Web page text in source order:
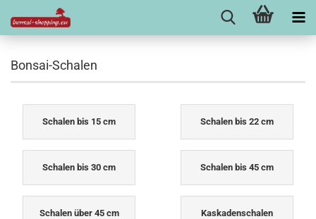
Bonsai-Schalen
Schalen bis 15 cm Schalen bis 22 cm
Schalen bis 30 cm Schalen bis 45 cm
Schalen über 45 cm Kaskadenschalen